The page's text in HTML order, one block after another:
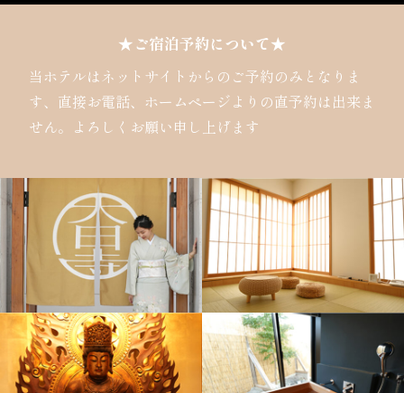
★ご宿泊予約について★
当ホテルはネットサイトからのご予約のみとなりま
す、直接お電話、ホームページよりの直予約は出来ま
せん。よろしくお願い申し上げます